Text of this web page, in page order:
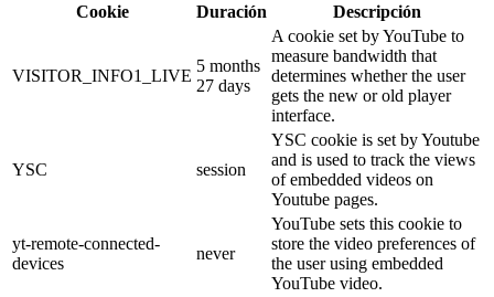
Cookie
Duración Descripción
VISITOR_INFO1_LIVE
5 months
27 days
A cookie set by YouTube to
measure bandwidth that
determines whether the user
gets the new or old player
interface.
YSC session
YSC cookie is set by Youtube
and is used to track the views
of embedded videos on
Youtube pages.
yt-remote-connected-
devices
never
YouTube sets this cookie to
store the video preferences of
the user using embedded
YouTube video.